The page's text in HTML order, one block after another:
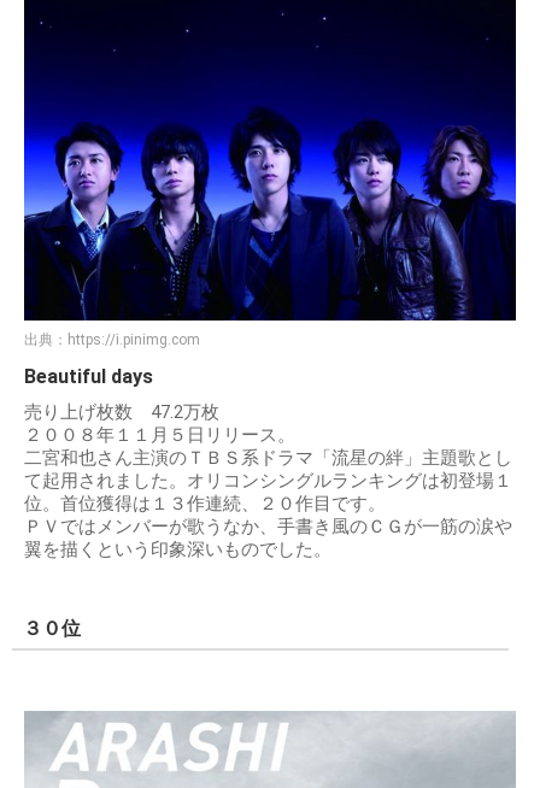
出典： https://i.pinimg.com
Beautiful days
売り上げ枚数 47.2万枚
２００８年１１月５日リリース。
二宮和也さん主演のＴＢＳ系ドラマ「流星の絆」主題歌とし
て起用されました。オリコンシングルランキングは初登場１
位。首位獲得は１３作連続、２０作目です。
ＰＶではメンバーが歌うなか、手書き風のＣＧが一筋の涙や
翼を描くという印象深いものでした。
３０位